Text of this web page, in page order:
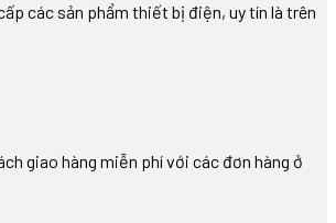
các sản phẩm thiết bị điện, uy tín là trên
giao hàng miễn phí với các đơn hàng ở